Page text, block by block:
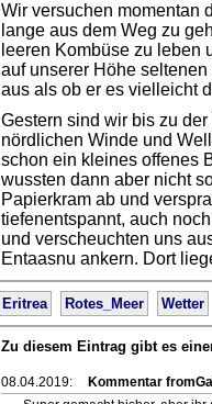
Wir versuchen momentan
lange aus dem Weg zu
leeren Kombüse zu leben
auf unserer Höhe
aus als ob er es vielleicht
Gestern sind wir bis zu
nördlichen Winde und
schon ein kleines offenes
wussten dann aber nicht
Papierkram ab und
tiefenentspannt, auch
und verscheuchten uns
Entaasnu ankern. Dort
Eritrea Rotes_Meer Wetter
Zu diesem Eintrag gibt es
08.04.2019:
Kommentar